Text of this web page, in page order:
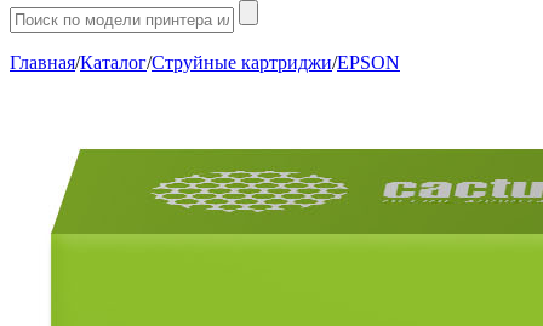
Главная/Каталог/Струйные картриджи/EPSON